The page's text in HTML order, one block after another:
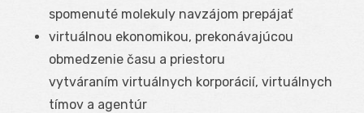
spomenuté molekuly navzájom prepájať
virtuálnou ekonomikou, prekonávajúcou
obmedzenie času a priestoru
vytváraním virtuálnych korporácií, virtuálnych
tímov a agentúr